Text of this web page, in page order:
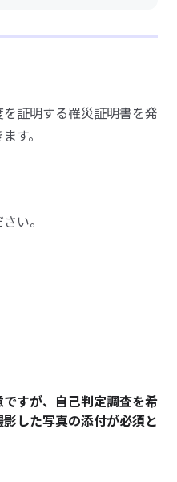
証明する罹災証明書を発
す。
い。
すが、自己判定調査を希
した写真の添付が必須と